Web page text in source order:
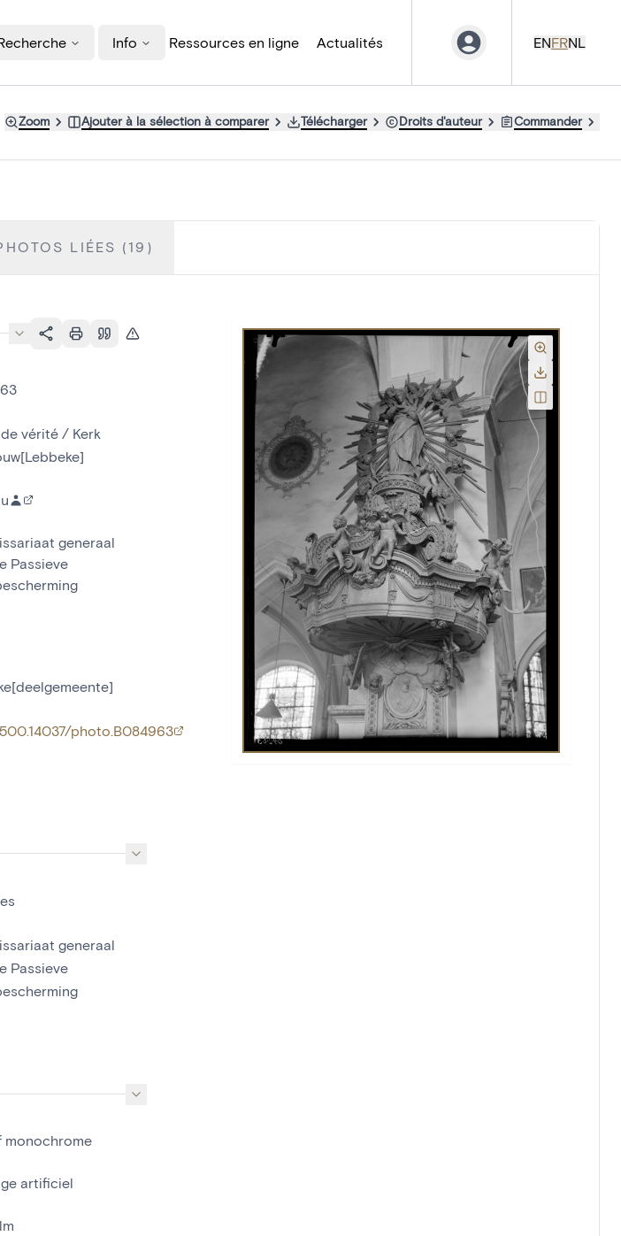
Info Ressources en ligne Actualités ENFRNL
Zoom Ajouter à la sélection à comparer Télécharger Droits d'auteur Commander
LIÉES (19)
vérité / Kerk
generaal
Passieve
photo.B084963
generaal
Passieve
monochrome
artificiel